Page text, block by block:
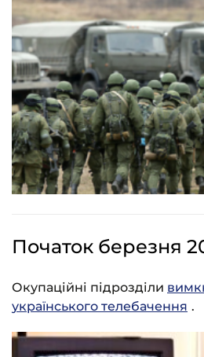
Початок березня
Окупаційні підрозділи
українського телебачення .